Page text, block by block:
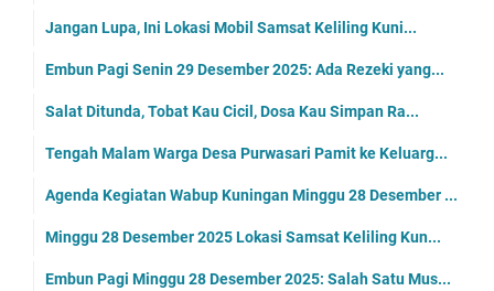
Jangan Lupa, Ini Lokasi Mobil Samsat Keliling Kuni...
Embun Pagi Senin 29 Desember 2025: Ada Rezeki yang...
Salat Ditunda, Tobat Kau Cicil, Dosa Kau Simpan Ra...
Tengah Malam Warga Desa Purwasari Pamit ke Keluarg...
Agenda Kegiatan Wabup Kuningan Minggu 28 Desember ...
Minggu 28 Desember 2025 Lokasi Samsat Keliling Kun...
Embun Pagi Minggu 28 Desember 2025: Salah Satu Mus...